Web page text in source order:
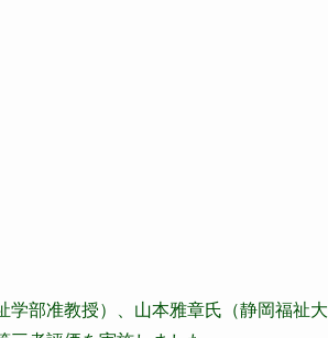
部准教授）、山本雅章氏（静岡福祉大